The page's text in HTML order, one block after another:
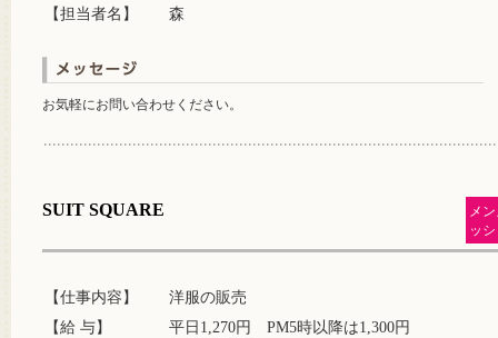
【担当者名】
森
お気軽にお問い合わせください。
SUIT SQUARE
メ
ッ
【仕事内容】
洋服の販売
【給 与】
平日1,270円 PM5時以降は1,300円